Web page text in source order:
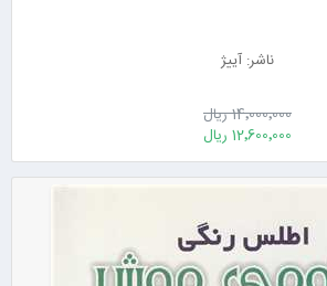
ناشر: آییژ
14٬000٬000 ریال
12٬600٬000 ریال